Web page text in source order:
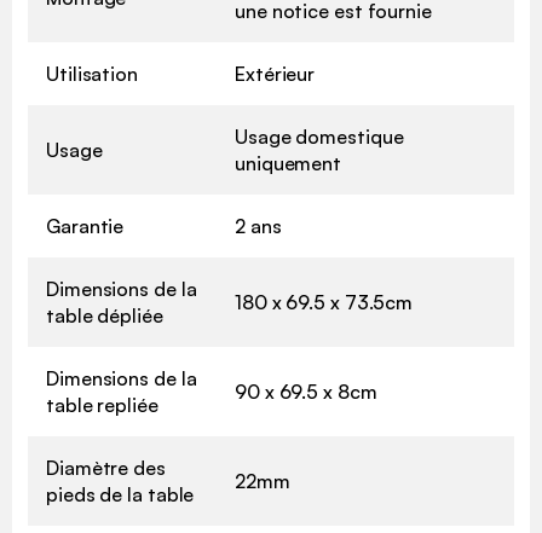
une notice est fournie
Utilisation Extérieur
Usage
Usage domestique
uniquement
Garantie 2 ans
Dimensions de la
table dépliée
180 x 69.5 x 73.5cm
Dimensions de la
table repliée
90 x 69.5 x 8cm
Diamètre des
pieds de la table
22mm